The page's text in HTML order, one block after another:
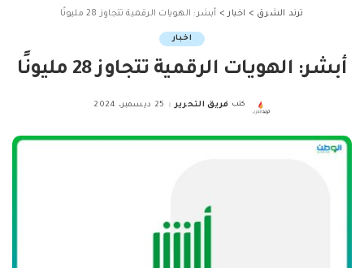
ترند الشرق > اخبار > أبشر: الهويات الرقمية تتجاوز 28 مليونًا
اخبار
أبشر: الهويات الرقمية تتجاوز 28 مليونًا
Posted
كتب فريق التحرير 25 ديسمبر، 2024